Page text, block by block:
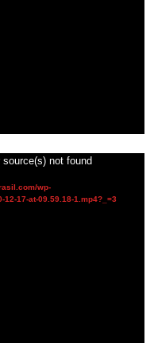
not found
wp-
17-at-09.59.18-1.mp4?_=3